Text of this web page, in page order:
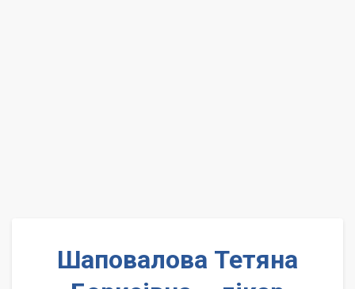
Шаповалова Тетяна